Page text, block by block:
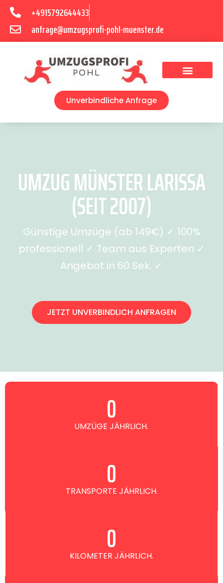
+4915792644433
anfrage@umzugsprofi-pohl-muenster.de
Unverbindliche Anfrage
UMZUG MÜNSTER LARISSA
(SEIT 2007)
Günstige Umzüge (ab 149€) ✓ 100%
professionell ✓ Team aus Experten ✓
Angebot in 60 Sek. ✓
JETZT UNVERBINDLICH ANFRAGEN
UMZÜGE JÄHRLICH.
0
TRANSPORTE JÄHRLICH.
0
KILOMETER JÄHRLICH.
0